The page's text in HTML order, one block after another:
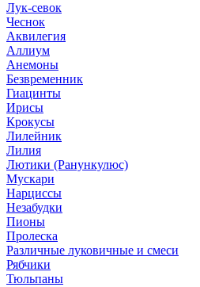
Лук-севок
Чеснок
Аквилегия
Аллиум
Анемоны
Безвременник
Гиацинты
Ирисы
Крокусы
Лилейник
Лилия
Лютики (Ранункулюс)
Мускари
Нарцисcы
Незабудки
Пионы
Пролеска
Различные луковичные и смеси
Рябчики
Тюльпаны